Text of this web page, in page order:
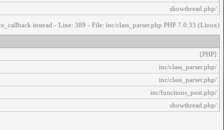
/showthread.php
instead - Line: 389 - File: inc/class_parser.php PHP 7.0.33 (Linux)
[PHP]
/inc/class_parser.php
/inc/class_parser.php
/inc/functions_post.php
/showthread.php